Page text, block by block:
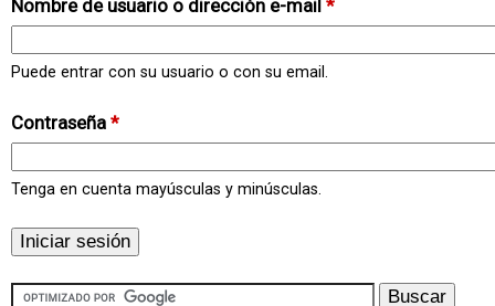
Nombre de usuario o dirección e-mail *
Puede entrar con su usuario o con su email.
Contraseña *
Tenga en cuenta mayúsculas y minúsculas.